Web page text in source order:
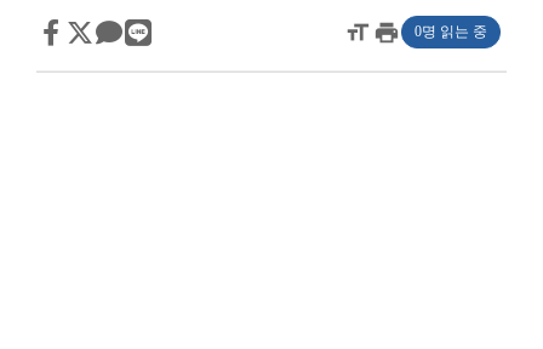
format_sizeprint 0명 읽는 중